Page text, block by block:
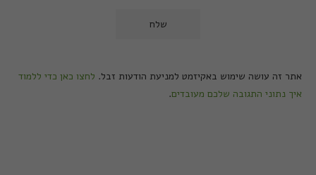
אתר זה עושה שימוש באקיזמט למניעת הודעות זבל. לחצו כאן כדי ללמוד
איך נתוני התגובה שלכם מעובדים.